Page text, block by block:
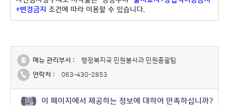
+변경금지 조건에 따라 이용할 수 있습니다.
메뉴 관리부서 :
행정복지국 민원봉사과 민원총괄팀
연락처 :
063-430-2853
이 페이지에서 제공하는 정보에 대하여 만족하십니까?